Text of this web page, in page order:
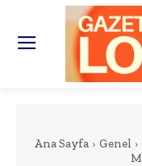
Ana Sayfa Genel